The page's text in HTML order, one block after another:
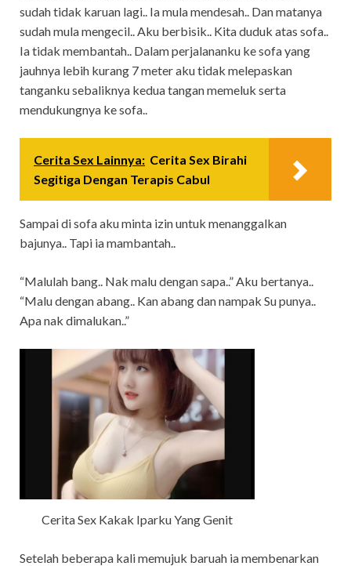
sudah tidak karuan lagi.. Ia mula mendesah.. Dan matanya
sudah mula mengecil.. Aku berbisik.. Kita duduk atas sofa..
Ia tidak membantah.. Dalam perjalananku ke sofa yang
jauhnya lebih kurang 7 meter aku tidak melepaskan
tanganku sebaliknya kedua tangan memeluk serta
mendukungnya ke sofa..
Cerita Sex Lainnya: Cerita Sex Birahi
Segitiga Dengan Terapis Cabul
Sampai di sofa aku minta izin untuk menanggalkan
bajunya.. Tapi ia mambantah..
“Malulah bang.. Nak malu dengan sapa..” Aku bertanya..
“Malu dengan abang.. Kan abang dan nampak Su punya..
Apa nak dimalukan..”
Cerita Sex Kakak Iparku Yang Genit
Setelah beberapa kali memujuk baruah ia membenarkan